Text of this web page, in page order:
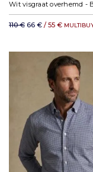
110 € 66 € / 55 €